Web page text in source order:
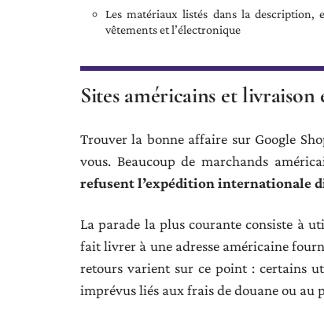
Les matériaux listés dans la description,
vêtements et l’électronique
Sites américains et livraison
Trouver la bonne affaire sur Google
vous. Beaucoup de marchands
refusent l’expédition internationale
La parade la plus courante consiste à
fait livrer à une adresse américaine
retours varient sur ce point : certains
imprévus liés aux frais de douane ou au